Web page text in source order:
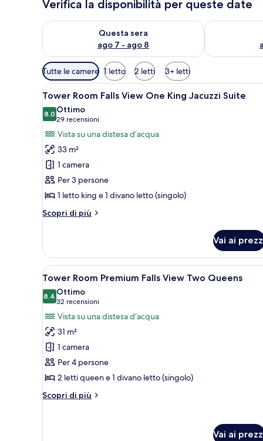
Verifica la disponibilità per queste date
Questa sera
ago 7 - ago 8
Verifica la disponibilità per questa sera, ago 7 - ago 8
Verifica la
Filtri
disponibili
per
le
camere
Tutte le camere 1 letto 2 letti 3+ letti
Apri
tutte
le
foto
per
Tower
Room Falls
View One
King
Jacuzzi
Una scrivania, tende
6
Tower Room Falls View One King Jacuzzi Suite
8.08.0 su 10
Ottimo
29 recensioni
(29
recensioni)
Vista su una distesa d’acqua
33 m²
1 camera
Per 3 persone
1 letto king e 1 divano letto (singolo)
Scopri di più
Altri
Room Falls
View One
King
Jacuzzi
Suite
Vai ai
Apri
tutte
le
foto
per
Tower
Room Premium
Falls
View Two
Queens
Camera d'albergo con due
4
Tower Room Premium Falls View Two Queens
8.48.4 su 10
Ottimo
32 recensioni
(32
recensioni)
Vista su una distesa d’acqua
31 m²
1 camera
Per 4 persone
2 letti queen e 1 divano letto (singolo)
Scopri di più
Altri
Vai ai